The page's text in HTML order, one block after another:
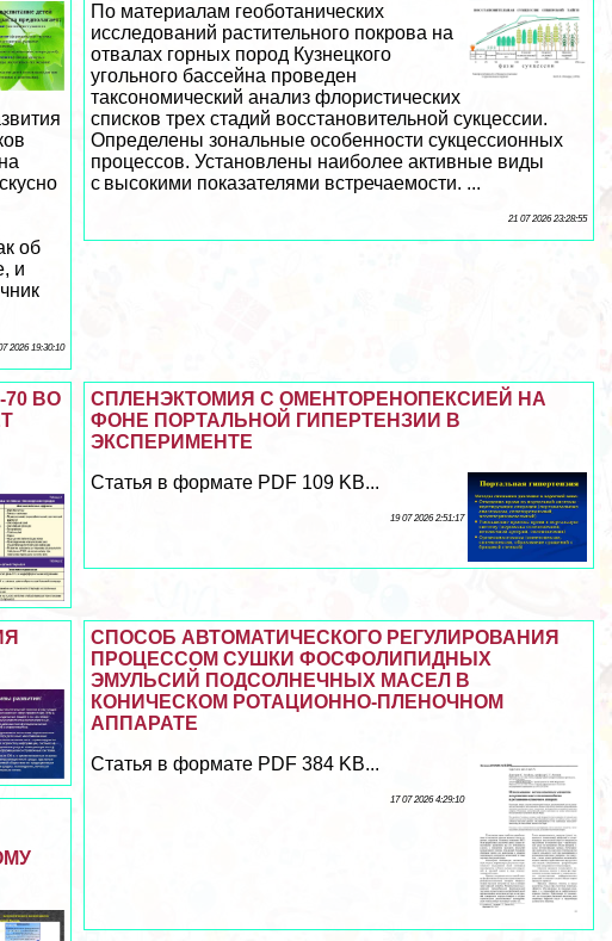
По материалам геоботанических
исследований растительного покрова на
отвалах горных пород Кузнецкого
угольного бассейна проведен
таксономический анализ флористических
списков трех стадий восстановительной сукцессии.
Определены зональные особенности сукцессионных
процессов. Установлены наиболее активные виды
с высокими показателями встречаемости. ...
21 07 2026 23:28:55
об
и
2026 19:30:10
СПЛЕНЭКТОМИЯ С ОМЕНТОРЕНОПЕКСИЕЙ НА
ФОНЕ ПОРТАЛЬНОЙ ГИПЕРТЕНЗИИ В
ЭКСПЕРИМЕНТЕ
Статья в формате PDF 109 KB...
19 07 2026 2:51:17
ВО
СПОСОБ АВТОМАТИЧЕСКОГО РЕГУЛИРОВАНИЯ
ПРОЦЕССОМ СУШКИ ФОСФОЛИПИДНЫХ
ЭМУЛЬСИЙ ПОДСОЛНЕЧНЫХ МАСЕЛ В
КОНИЧЕСКОМ РОТАЦИОННО-ПЛЕНОЧНОМ
АППАРАТЕ
Статья в формате PDF 384 KB...
17 07 2026 4:29:10